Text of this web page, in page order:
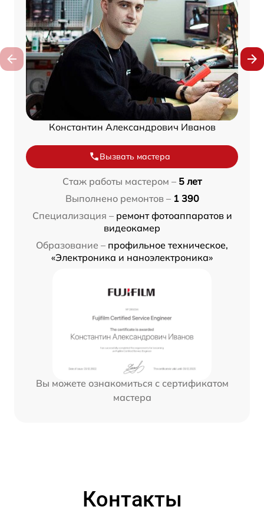
Константин Александрович Иванов
Вызвать мастера
Стаж работы мастером – 5 лет
Выполнено ремонтов – 1 390
Специализация – ремонт фотоаппаратов и
видеокамер
Образование – профильное техническое,
«Электроника и наноэлектроника»
Вы можете ознакомиться с сертификатом
мастера
Контакты